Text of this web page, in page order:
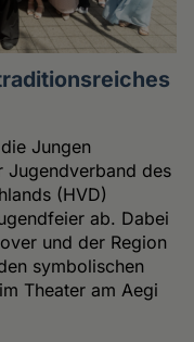
Jungen
Jugendverband des
(HVD)
ab. Dabei
und der Region
symbolischen
Theater am Aegi